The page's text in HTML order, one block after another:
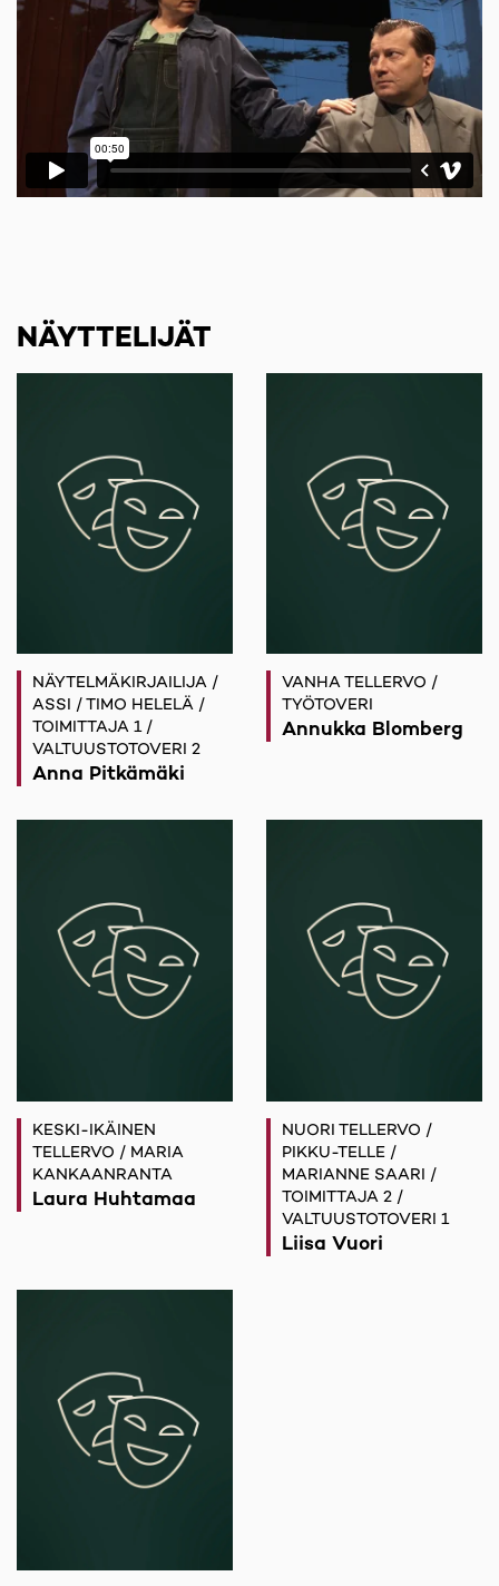
NÄYTTELIJÄT
NÄYTELMÄKIRJAILIJA /
ASSI / TIMO HELELÄ /
TOIMITTAJA 1 /
VALTUUSTOTOVERI 2
Anna Pitkämäki
VANHA TELLERVO /
TYÖTOVERI
Annukka Blomberg
KESKI-IKÄINEN
TELLERVO / MARIA
KANKAANRANTA
Laura Huhtamaa
NUORI TELLERVO /
PIKKU-TELLE /
MARIANNE SAARI /
TOIMITTAJA 2 /
VALTUUSTOTOVERI 1
Liisa Vuori